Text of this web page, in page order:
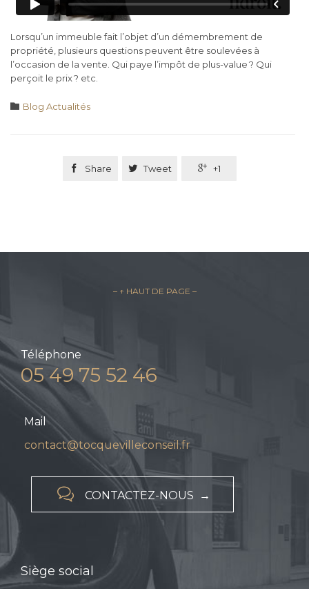
Lorsqu’un immeuble fait l’objet d’un démembrement de
propriété, plusieurs questions peuvent être soulevées à
l’occasion de la vente. Qui paye l’impôt de plus-value ? Qui
perçoit le prix ? etc.
 Category
Blog Actualités
 Share  Tweet  +1
– ↑ HAUT DE PAGE –
Téléphone
05 49 75 52 46
Mail
contact@tocquevilleconseil.fr
 CONTACTEZ-NOUS →
Siège social